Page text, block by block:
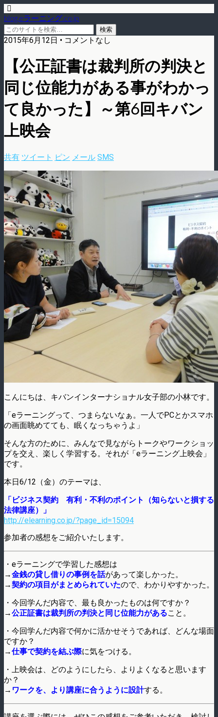
blog.eラーニング.co.jp
2015年6月12日 • コメントなし
【公正証書は裁判所の判決と
同じ位能力がある事がわかっ
て良かった】～第6回キバン
上映会
共有 ツイート ピン メール SMS
こんにちは、キバンインターナショナル女子部の小林です。
「eラーニングって、つまらないなぁ。一人でPCとかスマホ
の画面眺めてても、眠くなっちゃうよ」
そんな方のために、みんなで見ながらトークやワークショッ
プを交え、楽しく学習する。それが「eラーニング上映会」
です。
本日6/12（金）のテーマは、
「ビジネス契約 有利・不利のポイント（知らないと損する
法律講座）」
http://elearning.co.jp/?page_id=15094
参加者の感想をご紹介いたします。
・eラーニングで学習した感想は
→金銭の貸し借りの事例を話があって楽しかった。
→契約の項目がまとめられていたので、わかりやすかった。
・今回学んだ内容で、最も良かったものは何ですか？
→公正証書は裁判所の判決と同じ位能力があること。
・今回学んだ内容で何かに活かせそうであれば、どんな場面
ですか？
→仕事で契約を結ぶ際に気をつける。
・上映会は、どのようにしたら、よりよくなると思います
か？
→ ワークを、より講座に合うように設計する。